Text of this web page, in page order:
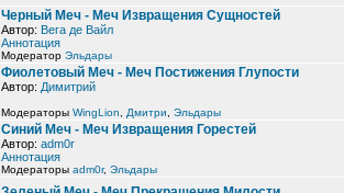
Черный Меч - Меч Извращения Сущностей
Автор: Вега де Вайл
Аннотация
Модератор Эльдары
Фиолетовый Меч - Меч Постижения Глупости
Автор: Димитрий
Модераторы WingLion Дмитри Эльдары
Синий Меч - Меч Извращения Горестей
Автор: adm0r
Аннотация
Модераторы adm0r, Эльдары